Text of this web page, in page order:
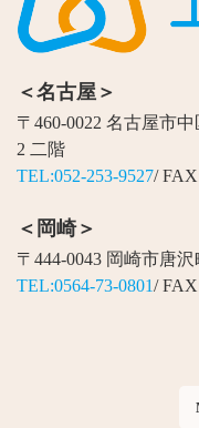
＜名古屋＞
〒460-0022 名古屋市
2 二階
TEL:052-253-9527/
＜岡崎＞
〒444-0043 岡崎市唐
TEL:0564-73-0801/